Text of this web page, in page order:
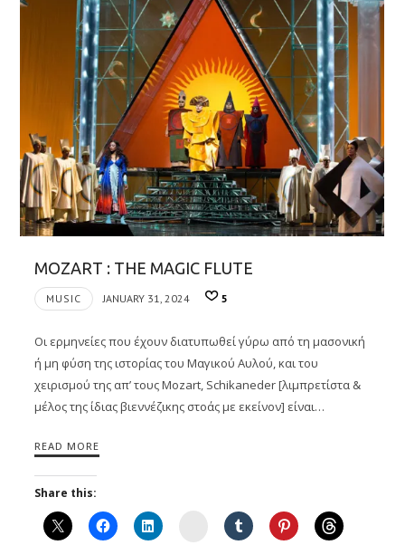
MOZART : THE MAGIC FLUTE
MUSIC JANUARY 31, 2024 5
Οι ερμηνείες που έχουν διατυπωθεί γύρω από τη μασονική
ή μη φύση της ιστορίας του Μαγικού Αυλού, και του
χειρισμού της απ’ τους Mozart, Schikaneder [λιμπρετίστα &
μέλος της ίδιας βιεννέζικης στοάς με εκείνον] είναι…
READ MORE
Share this:
Instagram